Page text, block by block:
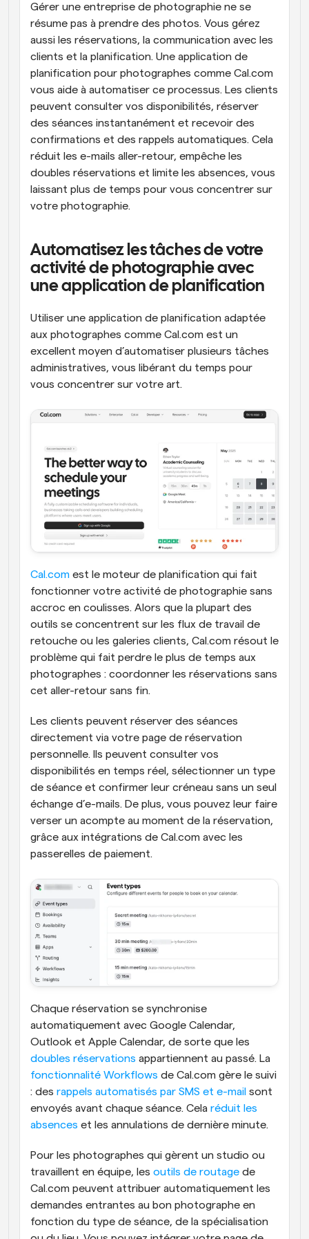
Gérer une entreprise de photographie ne se
résume pas à prendre des photos. Vous gérez
aussi les réservations, la communication avec les
clients et la planification. Une application de
planification pour photographes comme Cal.com
vous aide à automatiser ce processus. Les clients
peuvent consulter vos disponibilités, réserver
des séances instantanément et recevoir des
confirmations et des rappels automatiques. Cela
réduit les e-mails aller-retour, empêche les
doubles réservations et limite les absences, vous
laissant plus de temps pour vous concentrer sur
votre photographie.
Automatisez les tâches de votre
activité de photographie avec
une application de planification
Utiliser une application de planification adaptée
aux photographes comme Cal.com est un
excellent moyen d’automatiser plusieurs tâches
administratives, vous libérant du temps pour
vous concentrer sur votre art.
Cal.com est le moteur de planification qui fait
fonctionner votre activité de photographie sans
accroc en coulisses. Alors que la plupart des
outils se concentrent sur les flux de travail de
retouche ou les galeries clients, Cal.com résout le
problème qui fait perdre le plus de temps aux
photographes : coordonner les réservations sans
cet aller-retour sans fin.
Les clients peuvent réserver des séances
directement via votre page de réservation
personnelle. Ils peuvent consulter vos
disponibilités en temps réel, sélectionner un type
de séance et confirmer leur créneau sans un seul
échange d’e-mails. De plus, vous pouvez leur faire
verser un acompte au moment de la réservation,
grâce aux intégrations de Cal.com avec les
passerelles de paiement.
Chaque réservation se synchronise
automatiquement avec Google Calendar,
doubles réservations
fonctionnalité Workflows de Cal.com gère le suivi
: des rappels automatisés par SMS et e-mail sont
envoyés avant chaque séance. Cela réduit les
absences et les annulations de dernière minute.
Pour les photographes qui gèrent un studio ou
travaillent en équipe, les outils de routage de
Cal.com peuvent attribuer automatiquement les
demandes entrantes au bon photographe en
fonction du type de séance, de la spécialisation